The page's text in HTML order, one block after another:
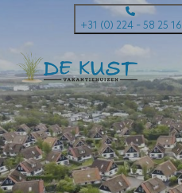
+31 (0) 224 – 58 25 16